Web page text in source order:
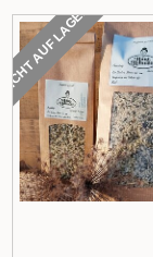
AUF LAGER